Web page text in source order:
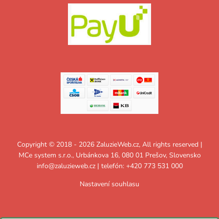
Copyright © 2018 - 2026 ZaluzieWeb.cz, All rights reserved |
MCe system s.r.o., Urbánkova 16, 080 01 Prešov, Slovensko
info@zaluzieweb.cz| telefón: +420 773 531 000
Nastavení souhlasu